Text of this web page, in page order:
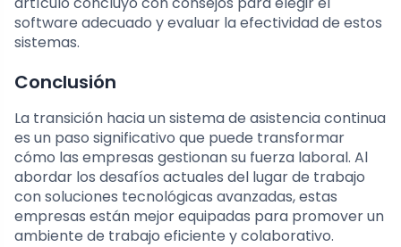
software adecuado y evaluar la efectividad de estos
sistemas.
Conclusión
La transición hacia un sistema de asistencia continua
es un paso significativo que puede transformar
cómo las empresas gestionan su fuerza laboral. Al
abordar los desafíos actuales del lugar de trabajo
con soluciones tecnológicas avanzadas, estas
empresas están mejor equipadas para promover un
ambiente de trabajo eficiente y colaborativo.